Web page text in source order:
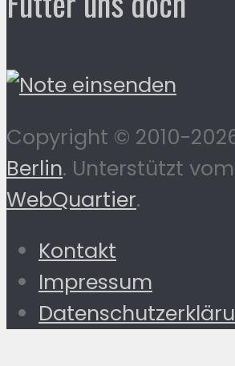
Copyright © 2010-
Berlin. Unterstützt vom
WebQuartier.
Kontakt
Impressum